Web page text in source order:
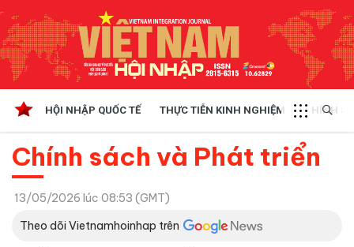
HỘI NHẬP QUỐC TẾ THỰC TIỄN KINH NGHIỆM CHÍNH
Chính sách và Phát triển
13/05/2026 lúc 08:53 (GMT)
Theo dõi Vietnamhoinhap trên